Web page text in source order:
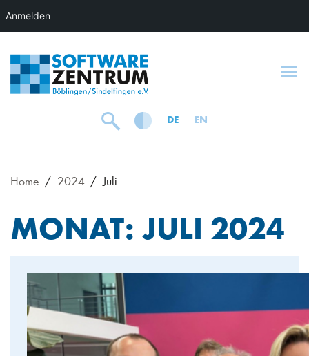
DE EN
Home 2024 Juli
MONAT: JULI 2024
Anmelden